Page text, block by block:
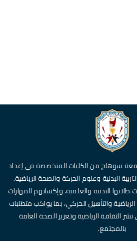
سوهاج من الكليات المتخصصة في إعداد
البدنية وعلوم الحركة والصحة الرياضية.
البدنية والعلمية، وإكسابهم المهارات
والتأهيل الحركي، بما يواكب متطلبات
الرياضية وتعزيز الصحة العامة
بالمجتمع.